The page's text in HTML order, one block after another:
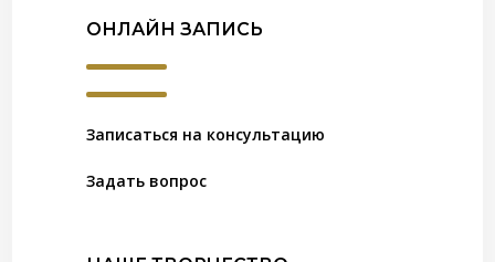
ОНЛАЙН ЗАПИСЬ
Записаться на консультацию
Задать вопрос